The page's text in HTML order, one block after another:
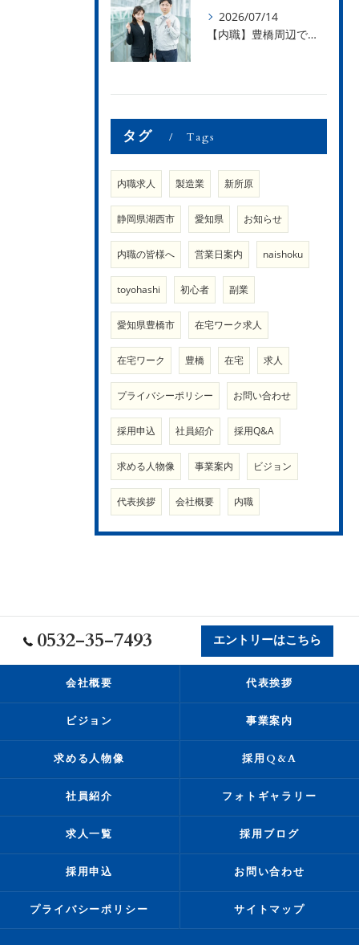
2026/07/14
【内職】豊橋周辺で内職のお仕事を探している方募集中！【内職さまのお声②】
タグ Tags
内職求人 製造業 新所原
静岡県湖西市 愛知県 お知らせ
内職の皆様へ 営業日案内 naishoku
toyohashi 初心者 副業
愛知県豊橋市 在宅ワーク求人
在宅ワーク 豊橋 在宅 求人
プライバシーポリシー お問い合わせ
採用申込 社員紹介 採用Q&A
求める人物像 事業案内 ビジョン
代表挨拶 会社概要 内職
0532-35-7493 エントリーはこちら
会社概要 代表挨拶
ビジョン 事業案内
求める人物像 採用Q&A
社員紹介 フォトギャラリー
求人一覧 採用ブログ
採用申込 お問い合わせ
プライバシーポリシー サイトマップ